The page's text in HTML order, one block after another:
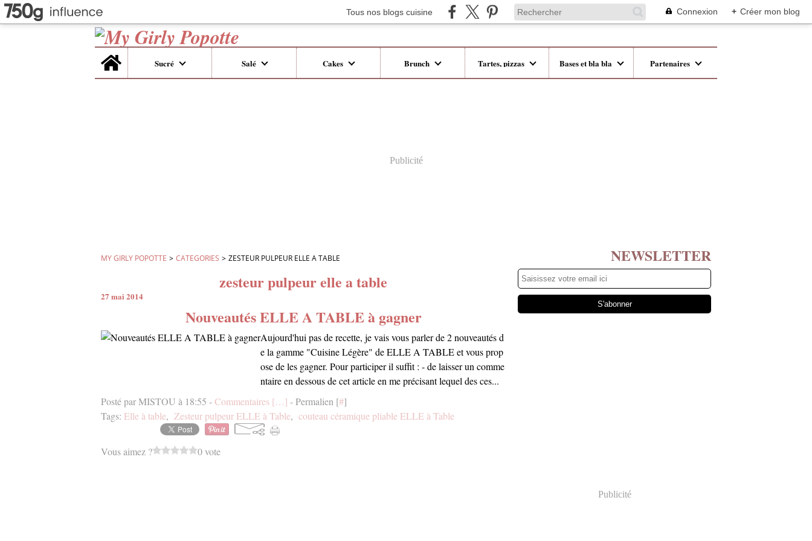
Tous nos blogs cuisine Connexion + Créer mon blog
Home
Sucré
Salé Cakes Brunch Tartes, pizzas Bases et bla bla Partenaires
Publicité
MY GIRLY POPOTTE > CATEGORIES > ZESTEUR PULPEUR ELLE A TABLE
zesteur pulpeur elle a table
27 mai 2014
Nouveautés ELLE A TABLE à gagner
Aujourd'hui pas de recette, je vais vous parler de 2 nouveautés d
e la gamme "Cuisine Légère" de ELLE A TABLE et vous prop
ose de les gagner. Pour participer il suffit : - de laisser un comme
ntaire en dessous de cet article en me précisant lequel des ces...
Posté par MISTOU à 18:55 -Commentaires […] - Permalien [#]
Tags: Elle à table, Zesteur pulpeur ELLE à Table, couteau céramique pliable ELLE à Table
Vous aimez ? 0 vote
NEWSLETTER
Publicité